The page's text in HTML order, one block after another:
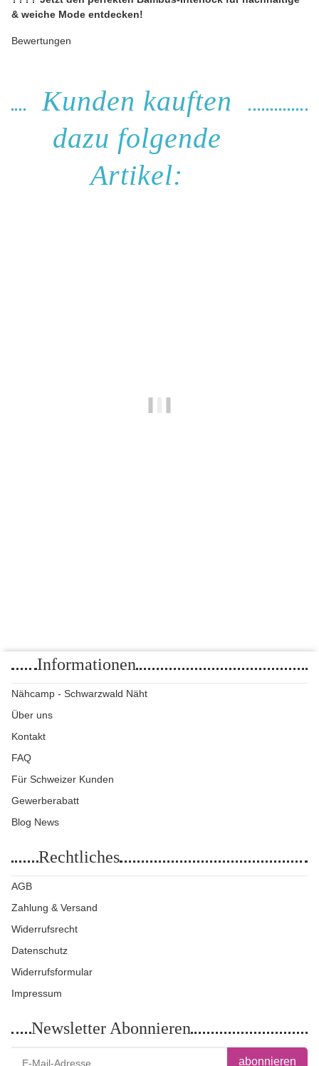
& weiche Mode entdecken!
Bewertungen
Kunden kauften
dazu folgende
Artikel:
Informationen
Nähcamp - Schwarzwald Näht
Über uns
Kontakt
FAQ
Für Schweizer Kunden
Gewerberabatt
Blog News
Rechtliches
AGB
Zahlung & Versand
Widerrufsrecht
Datenschutz
Widerrufsformular
Impressum
Newsletter Abonnieren
abonnieren